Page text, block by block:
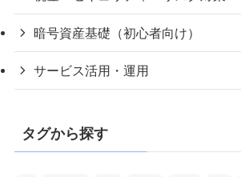
暗号資産基礎（初心者向け）
サービス活用・運用
タグから探す